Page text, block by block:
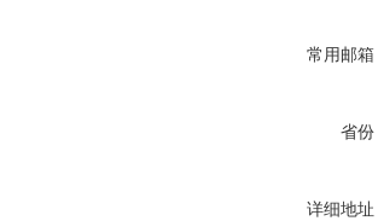
常用邮箱
省份
详细地址